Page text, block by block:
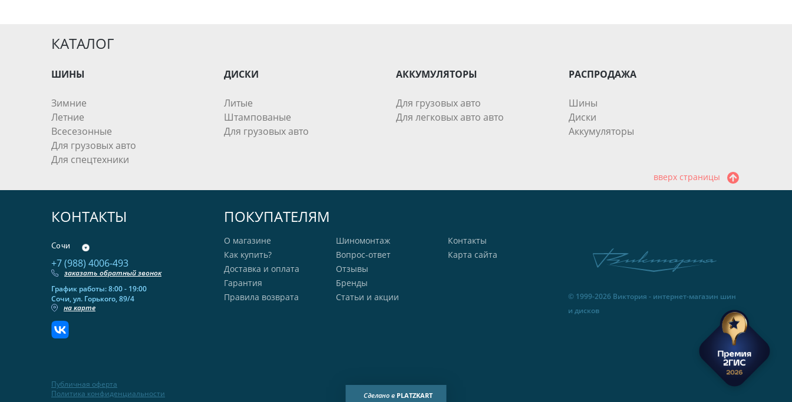
КАТАЛОГ
ШИНЫ
Зимние
Летние
Всесезонные
Для грузовых авто
Для спецтехники
ДИСКИ
Литые
Штампованые
Для грузовых авто
АККУМУЛЯТОРЫ
Для грузовых авто
Для легковых авто авто
РАСПРОДАЖА
Шины
Диски
Аккумуляторы
вверх страницы
КОНТАКТЫ
Сочи
+7 (988) 4006-493
заказать обратный звонок
График работы: 8:00 - 19:00
Сочи, ул. Горького, 89/4
на карте
ПОКУПАТЕЛЯМ
О магазине
Как купить?
Доставка и оплата
Гарантия
Правила возврата
Шиномонтаж
Вопрос-ответ
Отзывы
Бренды
Статьи и акции
Контакты
Карта сайта
© 1999-2026 Виктория - интернет-магазин шин
и дисков
Публичная оферта
Политика конфиденциальности
Сделано в PLATZKART